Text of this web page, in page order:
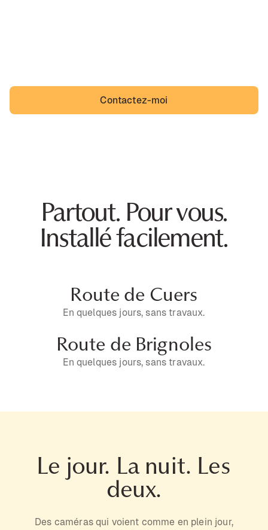
Contactez-moi
Partout. Pour vous.
Installé facilement.
Route de Cuers
En quelques jours, sans travaux.
Route de Brignoles
En quelques jours, sans travaux.
Le jour. La nuit. Les
deux.
Des caméras qui voient comme en plein jour,